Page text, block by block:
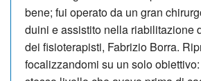
bene; fui operato da un gran
duini e assistito nella riabilitazione
dei fisioterapisti, Fabrizio Borra.
focalizzandomi su un solo